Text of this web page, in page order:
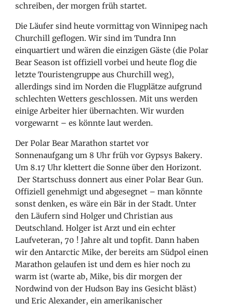
schreiben, der morgen früh startet.
Die Läufer sind heute vormittag von Winnipeg nach
Churchill geflogen. Wir sind im Tundra Inn
einquartiert und wären die einzigen Gäste (die Polar
Bear Season ist offiziell vorbei und heute flog die
letzte Touristengruppe aus Churchill weg),
allerdings sind im Norden die Flugplätze aufgrund
schlechten Wetters geschlossen. Mit uns werden
einige Arbeiter hier übernachten. Wir wurden
vorgewarnt – es könnte laut werden.
Der Polar Bear Marathon startet vor
Sonnenaufgang um 8 Uhr früh vor Gypsys Bakery.
Um 8.17 Uhr klettert die Sonne über den Horizont.
Der Startschuss donnert aus einer Polar Bear Gun.
Offiziell genehmigt und abgesegnet – man könnte
sonst denken, es wäre ein Bär in der Stadt. Unter
den Läufern sind Holger und Christian aus
Deutschland. Holger ist Arzt und ein echter
Laufveteran, 70 ! Jahre alt und topfit. Dann haben
wir den Antarctic Mike, der bereits am Südpol einen
Marathon gelaufen ist und dem es hier noch zu
warm ist (warte ab, Mike, bis dir morgen der
Nordwind von der Hudson Bay ins Gesicht bläst)
und Eric Alexander, ein amerikanischer